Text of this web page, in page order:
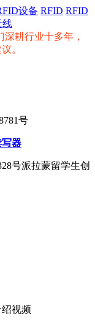
设备 RFID RFID
线
耕行业十多年，
。
号
器
号派拉蒙留学生创
视频